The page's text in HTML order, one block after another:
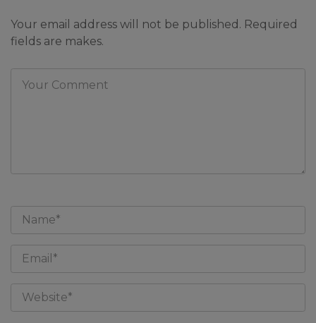
Your email address will not be published. Required
fields are makes.